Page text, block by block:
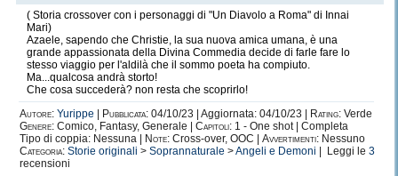
( Storia crossover con i personaggi di "Un Diavolo a Roma" di Innai
Mari)
Azaele, sapendo che Christie, la sua nuova amica umana, è una
grande appassionata della Divina Commedia decide di farle fare lo
stesso viaggio per l'aldilà che il sommo poeta ha compiuto.
Ma...qualcosa andrà storto!
Che cosa succederà? non resta che scoprirlo!
Autore: Yurippe Pubblicata: 04/10/23 | Aggiornata: 04/10/23 | Rating: Verde
Genere: Comico, Fantasy, Generale | Capitoli: 1 - One shot | Completa
Tipo di coppia: Nessuna |
Note: Cross-over, OOC | Avvertimenti: Nessuno
Categoria: Storie originali > Soprannaturale >Angeli e Demoni | Leggi le 3
recensioni